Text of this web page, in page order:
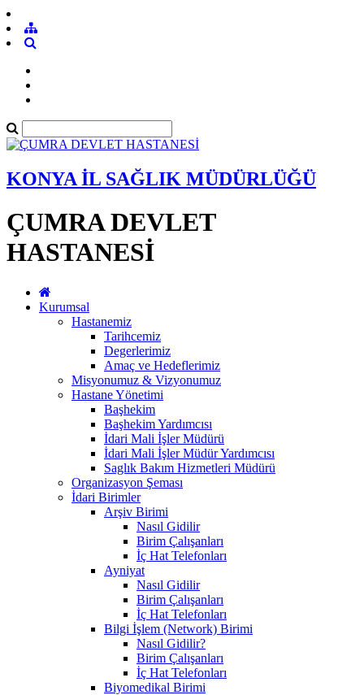
KONYA İL SAĞLIK MÜDÜRLÜĞÜ
ÇUMRA DEVLET
HASTANESİ
Kurumsal
Hastanemiz
Tarihcemiz
Degerlerimiz
Amaç ve Hedeflerimiz
Misyonumuz & Vizyonumuz
Hastane Yönetimi
Başhekim
Başhekim Yardımcısı
İdari Mali İşler Müdürü
İdari Mali İşler Müdür Yardımcısı
Saglık Bakım Hizmetleri Müdürü
Organizasyon Şeması
İdari Birimler
Arşiv Birimi
Nasıl Gidilir
Birim Çalışanları
İç Hat Telefonları
Ayniyat
Nasıl Gidilir
Birim Çalışanları
İç Hat Telefonları
Bilgi İşlem (Network) Birimi
Nasıl Gidilir?
Birim Çalışanları
İç Hat Telefonları
Biyomedikal Birimi